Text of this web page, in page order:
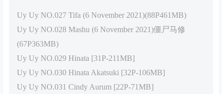
Uy Uy NO.027 Tifa (6 November 2021)(88P461MB)
Uy Uy NO.028 Mashu (6 November 2021)僵尸马修
(67P363MB)
Uy Uy NO.029 Hinata [31P-211MB]
Uy Uy NO.030 Hinata Akatsuki [32P-106MB]
Uy Uy NO.031 Cindy Aurum [22P-71MB]